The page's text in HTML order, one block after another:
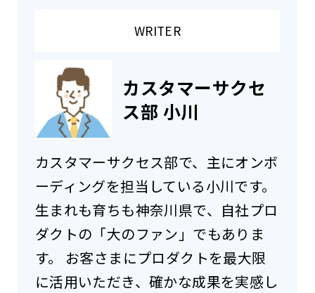
WRITER
カスタマーサクセ
ス部 小川
カスタマーサクセス部で、主にオンボ
ーディングを担当している小川です。
生まれも育ちも神奈川県で、自社プロ
ダクトの「大のファン」でもありま
す。 お客さまにプロダクトを最大限
に活用いただき、確かな成果を実感し